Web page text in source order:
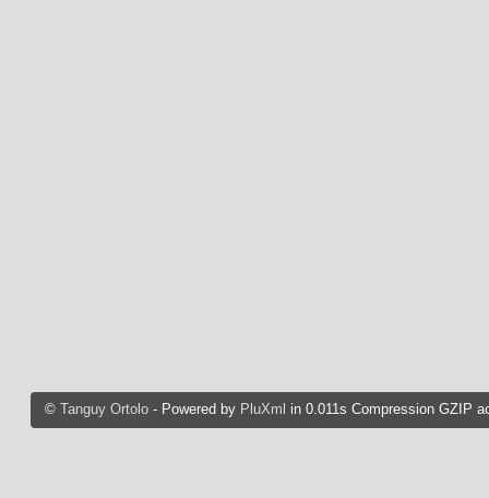
© Tanguy Ortolo- Powered by PluXml in 0.011s Compression GZIP